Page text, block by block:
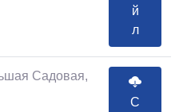
й
л
Садовая,
С